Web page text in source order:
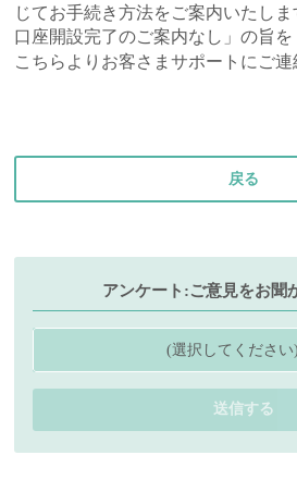
じてお手続き方法をご案内いたしま
口座開設完了のご案内なし」の旨を
こちら よりお客さまサポートにご連
戻る
アンケート:ご意見をお聞
(選択してください)
送信する